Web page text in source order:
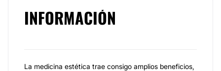
INFORMACIÓN
La medicina estética trae consigo amplios beneficios,